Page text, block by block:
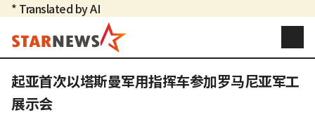
* Translated by AI
起亚首次以塔斯曼军用指挥车参加罗马尼亚军工
展示会